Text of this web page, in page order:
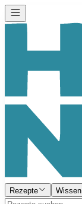
Rezepte Wissen